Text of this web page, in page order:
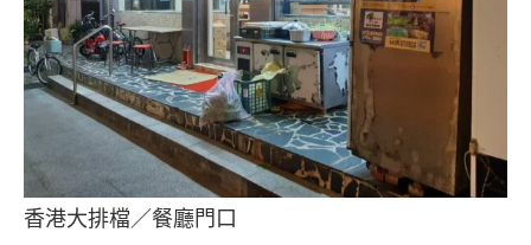
香港大排檔／餐廳門口